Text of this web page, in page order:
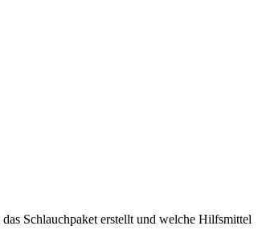
Schlauchpaket erstellt und welche Hilfsmittel